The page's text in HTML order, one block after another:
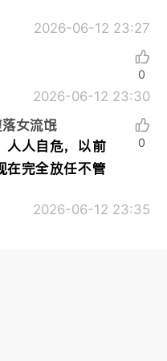
2026-06-12 23:27
2026-06-12 23:30
0
女流氓
人人自危，以前
在完全放任不管
2026-06-12 23:35
0